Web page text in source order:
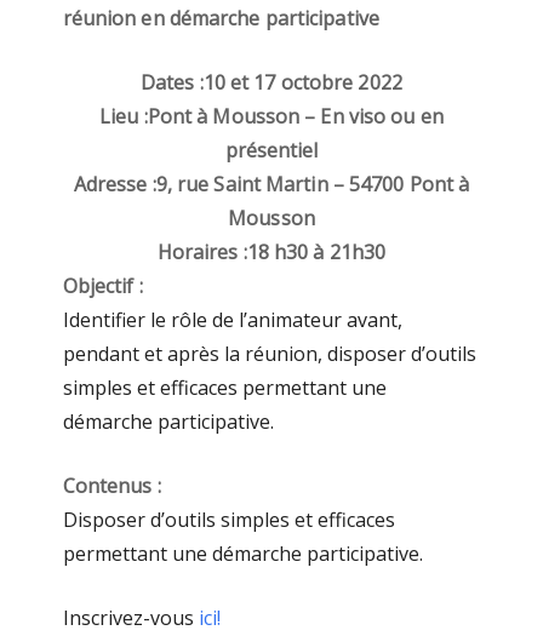
réunion en démarche participative
Dates :10 et 17 octobre 2022
Lieu :Pont à Mousson – En viso ou en
présentiel
Adresse :9, rue Saint Martin – 54700 Pont à
Mousson
Horaires :18 h30 à 21h30
Objectif :
Identifier le rôle de l’animateur avant,
pendant et après la réunion, disposer d’outils
simples et efficaces permettant une
démarche participative.
Contenus :
Disposer d’outils simples et efficaces
permettant une démarche participative.
Inscrivez-vous ici!